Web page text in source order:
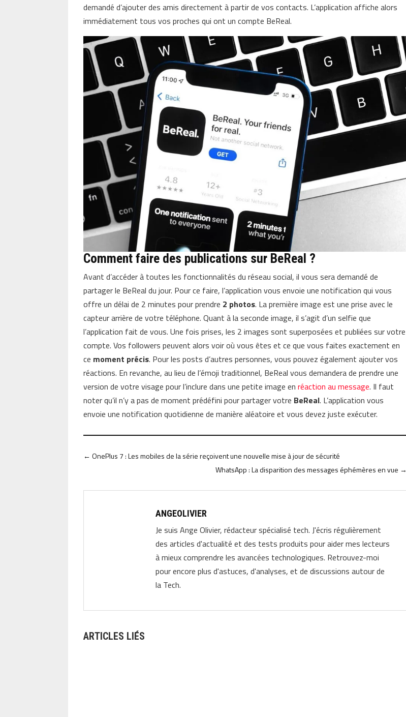
demandé d’ajouter des amis directement à partir de vos contacts. L’application affiche alors
immédiatement tous vos proches qui ont un compte BeReal.
Comment faire des publications sur BeReal ?
Avant d’accéder à toutes les fonctionnalités du réseau social, il vous sera demandé de
partager le BeReal du jour. Pour ce faire, l’application vous envoie une notification qui vous
offre un délai de 2 minutes pour prendre 2 photos. La première image est une prise avec le
capteur arrière de votre téléphone. Quant à la seconde image, il s’agit d’un selfie que
l’application fait de vous. Une fois prises, les 2 images sont superposées et publiées sur votre
compte. Vos followers peuvent alors voir où vous êtes et ce que vous faites exactement en
ce moment précis. Pour les posts d’autres personnes, vous pouvez également ajouter vos
réactions. En revanche, au lieu de l’émoji traditionnel, BeReal vous demandera de prendre une
version de votre visage pour l’inclure dans une petite image enréaction au message. Il faut
noter qu’il n’y a pas de moment prédéfini pour partager votre BeReal. L’application vous
envoie une notification quotidienne de manière aléatoire et vous devez juste exécuter.
←OnePlus 7 : Les mobiles de la série reçoivent une nouvelle mise à jour de sécurité
WhatsApp : La disparition des messages éphémères en vue →
ANGEOLIVIER
Je suis Ange Olivier, rédacteur spécialisé tech. J'écris régulièrement
des articles d'actualité et des tests produits pour aider mes lecteurs
à mieux comprendre les avancées technologiques. Retrouvez-moi
pour encore plus d'astuces, d'analyses, et de discussions autour de
la Tech.
ARTICLES LIÉS